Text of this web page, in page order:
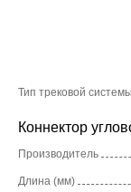
Тип трековой системы
Коннектор
Производитель
Длина (мм)